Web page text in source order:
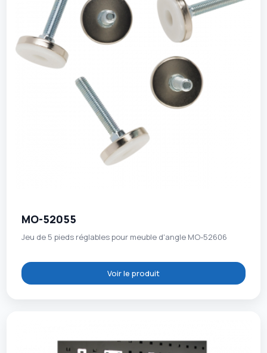
MO-52055
Jeu de 5 pieds réglables pour meuble d'angle MO-52606
Voir le produit